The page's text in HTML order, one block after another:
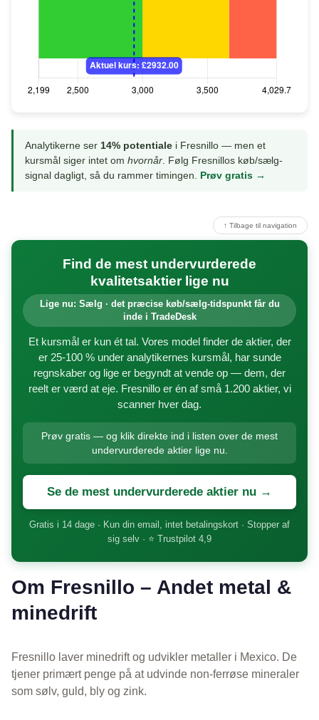
Analytikerne ser 14% potentiale i Fresnillo — men et
kursmål siger intet om hvornår. Følg Fresnillos køb/sælg-
signal dagligt, så du rammer timingen. Prøv gratis →
↑ Tilbage til navigation
Find de mest undervurderede
kvalitetsaktier lige nu
Lige nu: Sælg · det præcise køb/sælg-tidspunkt får du
inde i TradeDesk
Et kursmål er kun ét tal. Vores model finder de aktier, der
er 25-100 % under analytikernes kursmål, har sunde
regnskaber og lige er begyndt at vende op — dem, der
reelt er værd at eje. Fresnillo er én af små 1.200 aktier, vi
scanner hver dag.
Prøv gratis — og klik direkte ind i listen over de mest
undervurderede aktier lige nu.
Se de mest undervurderede aktier nu →
Gratis i 14 dage · Kun din email, intet betalingskort · Stopper af
sig selv · ⭐ Trustpilot 4,9
Om Fresnillo – Andet metal &
minedrift
Fresnillo laver minedrift og udvikler metaller i Mexico. De
tjener primært penge på at udvinde non-ferrøse mineraler
som sølv, guld, bly og zink.